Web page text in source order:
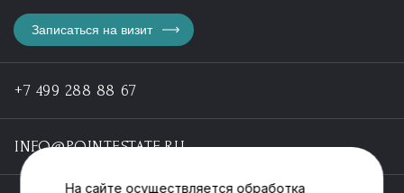
Записаться на визит
+7 499 288 88 67
INFO@POINTESTATE.RU
На сайте осуществляется обработка